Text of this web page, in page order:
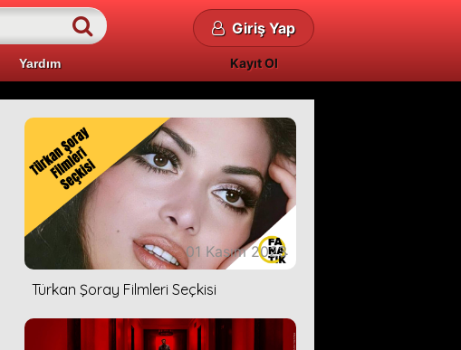
Yardım
Giriş Yap
Kayıt Ol
01 Kasım 2023
Türkan Şoray Filmleri Seçkisi